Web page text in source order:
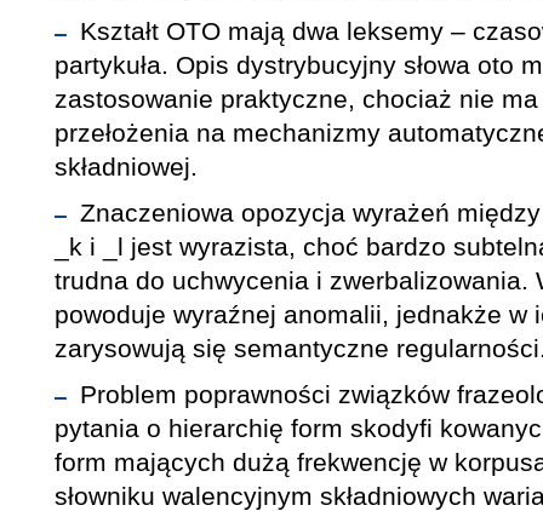
Kształt OTO mają dwa leksemy –
partykuła. Opis dystrybucyjny słowa oto
zastosowanie praktyczne, chociaż nie
przełożenia na mechanizmy
składniowej.
Znaczeniowa opozycja wyrażeń
_k i _l jest wyrazista, choć bardzo
trudna do uchwycenia i zwerbalizowania.
powoduje wyraźnej anomalii, jednakże w
zarysowują się semantyczne
Problem poprawności związków
pytania o hierarchię form skodyfi
form mających dużą frekwencję w
słowniku walencyjnym składniowych